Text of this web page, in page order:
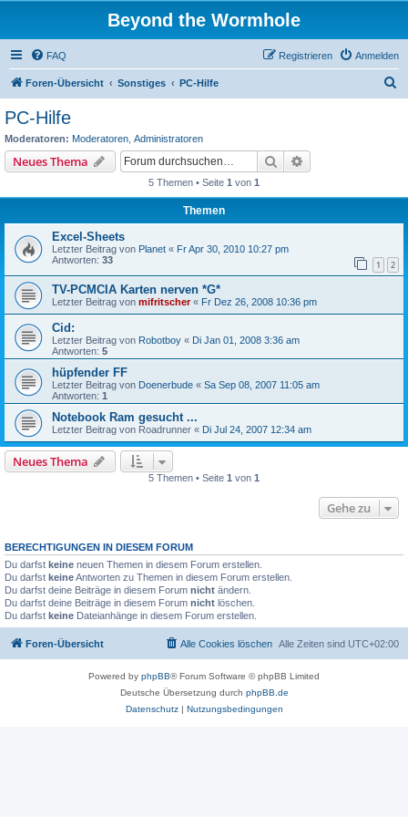
Beyond the Wormhole
FAQ Anmelden
Registrieren
Foren-Übersicht Sonstiges PC-Hilfe
PC-Hilfe
Moderatoren: Moderatoren Administratoren
Neues Thema Suche
5 Themen • Seite 1 von 1
Themen
Excel-Sheets
Letzter Beitrag von Planet « Fr Apr 30, 2010 10:27 pm
Antworten: 33 1 2
TV-PCMCIA Karten nerven *G*
Letzter Beitrag von mifritscher« Fr Dez 26, 2008 10:36 pm
Cid:
Letzter Beitrag von Robotboy « Di Jan 01, 2008 3:36 am
Antworten: 5
hüpfender FF
Letzter Beitrag von Doenerbude « Sa Sep 08, 2007 11:05 am
Antworten: 1
Notebook Ram gesucht ...
Letzter Beitrag von Roadrunner « Di Jul 24, 2007 12:34 am
Neues Thema
5 Themen • Seite 1 von 1
Gehe zu
BERECHTIGUNGEN IN DIESEM FORUM
Du darfst keine neuen Themen in diesem Forum erstellen.
Du darfst keineAntworten zu Themen in diesem Forum erstellen.
Du darfst deine Beiträge in diesem Forum nicht ändern.
Du darfst deine Beiträge in diesem Forum nicht löschen.
Du darfst keine Dateianhänge in diesem Forum erstellen.
Foren-Übersicht Alle Zeiten sind UTC+02:00
Alle Cookies löschen
Powered by phpBB® Forum Software © phpBB Limited
Deutsche Übersetzung durch phpBB.de
Datenschutz| Nutzungsbedingungen